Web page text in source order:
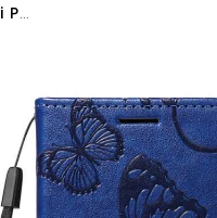
Housse Huawei Pura 80 Chat Et Abeille